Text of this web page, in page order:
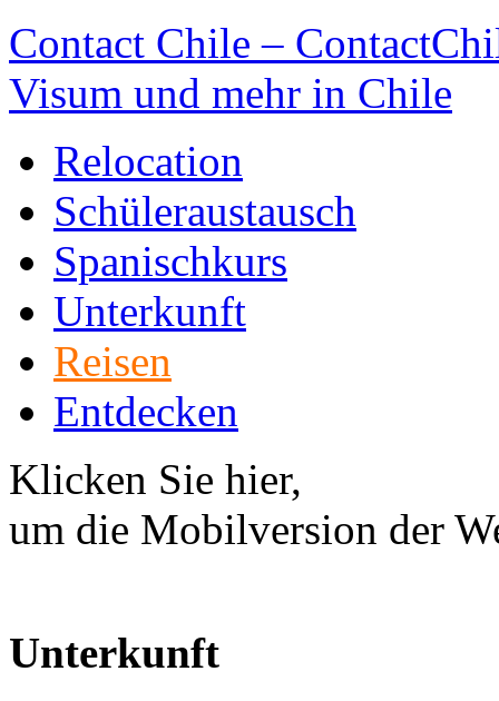
Contact Chile –
Visum und mehr in Chile
Relocation
Schüleraustausch
Spanischkurs
Unterkunft
Reisen
Entdecken
Klicken Sie hier,
um die Mobilversion der
Unterkunft